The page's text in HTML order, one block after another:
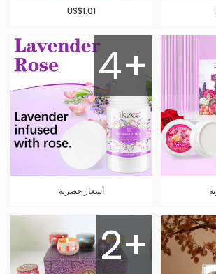
US$1.01
4+
أسعار حصرية
2+